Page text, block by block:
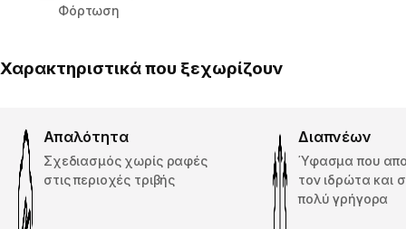
Φόρτωση
Χαρακτηριστικά που ξεχωρίζουν
Απαλότητα
Σχεδιασμός χωρίς ραφές
στις περιοχές τριβής
Διαπνέων
Ύφασμα που
τον ιδρώτα και
πολύ γρήγορα